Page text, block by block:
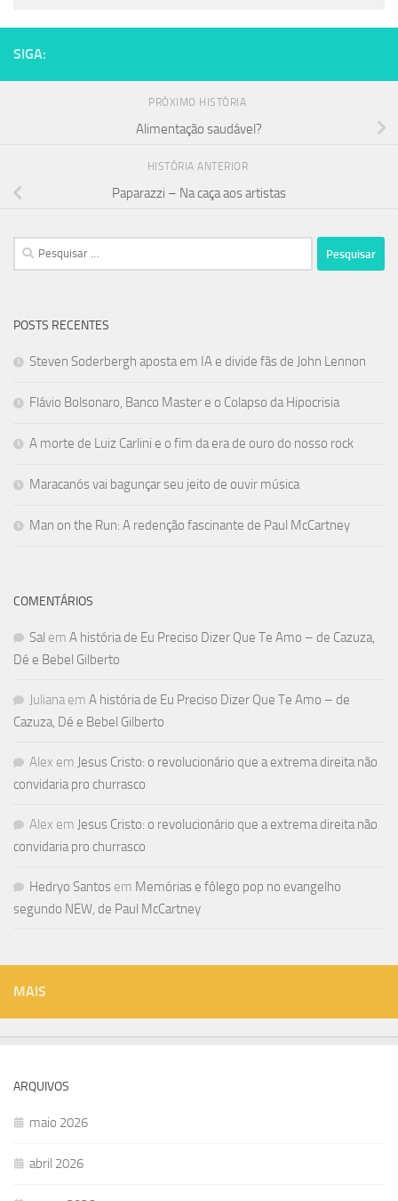
SIGA:
PRÓXIMO HISTÓRIA
Alimentação saudável?
HISTÓRIA ANTERIOR
Paparazzi – Na caça aos artistas
Pesquisar
por:
POSTS RECENTES
Steven Soderbergh aposta em IA e divide fãs de John Lennon
Flávio Bolsonaro, Banco Master e o Colapso da Hipocrisia
A morte de Luiz Carlini e o fim da era de ouro do nosso rock
Maracanós vai bagunçar seu jeito de ouvir música
Man on the Run: A redenção fascinante de Paul McCartney
COMENTÁRIOS
Sal em A história de Eu Preciso Dizer Que Te Amo – de Cazuza,
Dé e Bebel Gilberto
Juliana em A história de Eu Preciso Dizer Que Te Amo – de
Cazuza, Dé e Bebel Gilberto
Alex em Jesus Cristo: o revolucionário que a extrema direita não
convidaria pro churrasco
Alex em Jesus Cristo: o revolucionário que a extrema direita não
convidaria pro churrasco
Hedryo Santos em Memórias e fôlego pop no evangelho
segundo NEW, de Paul McCartney
MAIS
ARQUIVOS
maio 2026
abril 2026